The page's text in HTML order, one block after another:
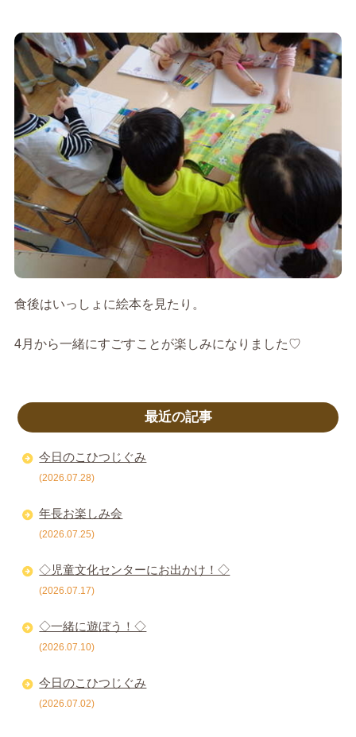
食後はいっしょに絵本を見たり。
4月から一緒にすごすことが楽しみになりました♡
最近の記事
今日のこひつじぐみ
(2026.07.28)
年長お楽しみ会
(2026.07.25)
◇児童文化センターにお出かけ！◇
(2026.07.17)
◇一緒に遊ぼう！◇
(2026.07.10)
今日のこひつじぐみ
(2026.07.02)